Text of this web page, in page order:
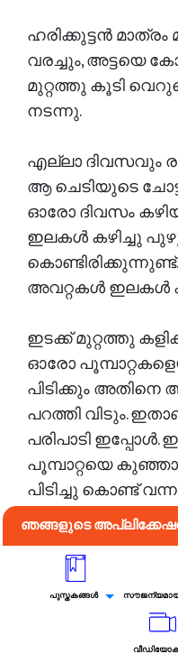
ഹരിക്കുട്ടൻ
വരച്ചും, അട്ടയെ
മുറ്റത്തു കൂടി
നടന്നു.
എല്ലാ ദിവസവും
ആ ചെടിയുടെ
ഓരോ ദിവസം
ഇലകൾ കഴിച്ചു
അവറ്റകൾ ഇലകൾ
ഇടക്ക് മുറ്റത്തു
ഓരോ
പിടിക്കും അതിനെ
പറത്തി വിടും.
പരിപാടി ഇപ്പോൾ.
പൂമ്പാറ്റയെ
പിടിച്ചു കൊണ്ട്
എല്ലാരും കൂടി
നിന്നു .. നീണ്ട
ചുരുണ്ടിരിക്കുന്ന
"അതിലൂടെ അവർ
പറഞ്ഞു. അമ്മ
മേലാകെ ചുവപ്പു
ഞങ്ങളുടെ
പുസ്തകങ്ങൾ